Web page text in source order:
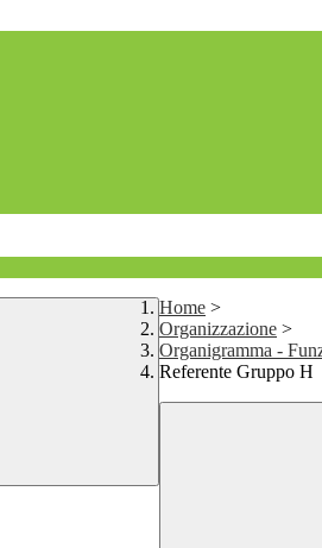
Home >
Organizzazione >
Organigramma -
Referente Gruppo H